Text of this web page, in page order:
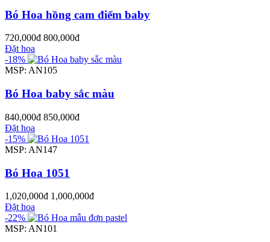
Bó Hoa hồng cam điểm baby
720,000đ 800,000đ
Đặt hoa
-18%
MSP: AN105
Bó Hoa baby sắc màu
840,000đ 850,000đ
Đặt hoa
-15%
MSP: AN147
Bó Hoa 1051
1,020,000đ 1,000,000đ
Đặt hoa
-22%
MSP: AN101